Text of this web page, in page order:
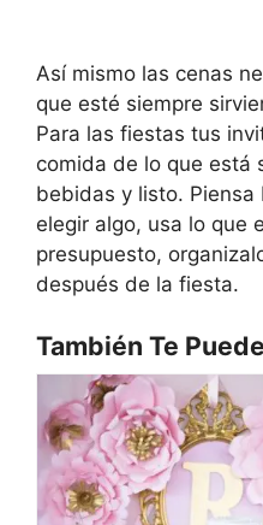
Así mismo las cenas
que esté siempre
Para las fiestas tus
comida de lo que está
bebidas y listo.
elegir algo, usa lo que
presupuesto,
después de la fiesta.
También Te